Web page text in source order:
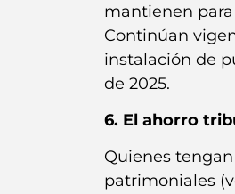
mantienen para
Continúan
instalación de
de 2025.
6. El ahorro
Quienes
patrimoniales